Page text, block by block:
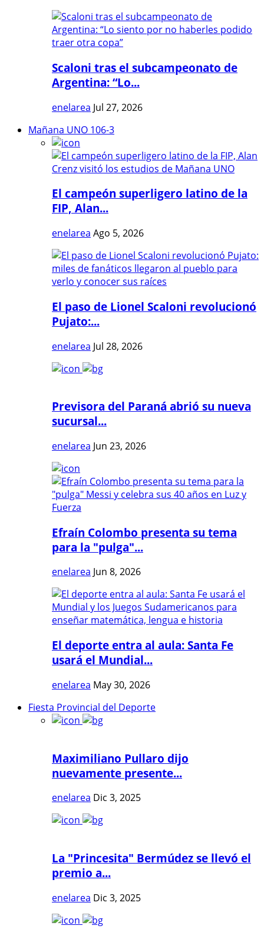
Scaloni tras el subcampeonato de
Argentina: “Lo...
enelarea Jul 27, 2026
Mañana UNO 106-3
El campeón superligero latino de la
FIP, Alan...
enelarea Ago 5, 2026
El paso de Lionel Scaloni revolucionó
Pujato:...
enelarea Jul 28, 2026
Previsora del Paraná abrió su nueva
sucursal...
enelarea Jun 23, 2026
Efraín Colombo presenta su tema
para la "pulga"...
enelarea Jun 8, 2026
El deporte entra al aula: Santa Fe
usará el Mundial...
enelarea May 30, 2026
Fiesta Provincial del Deporte
Maximiliano Pullaro dijo
nuevamente presente...
enelarea Dic 3, 2025
La "Princesita" Bermúdez se llevó el
premio a...
enelarea Dic 3, 2025